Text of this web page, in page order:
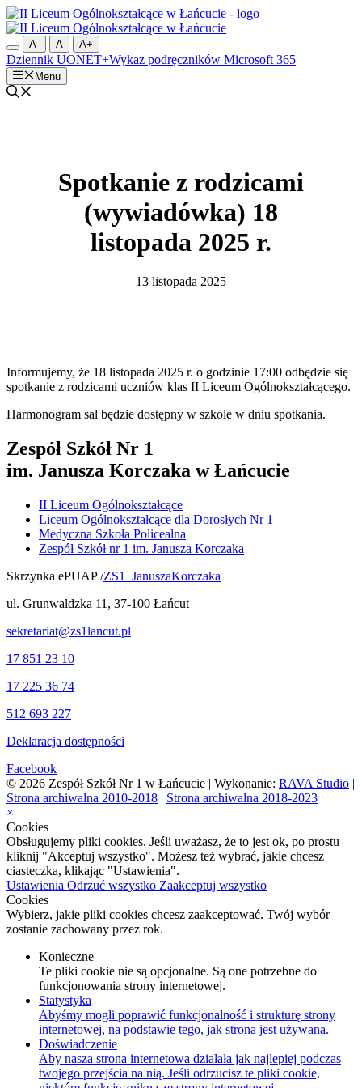
Przejdź
do
treściA- A A+
Dziennik UONET+Wykaz podręczników Microsoft 365
Menu
Spotkanie z rodzicami
(wywiadówka) 18
listopada 2025 r.
13 listopada 2025
Informujemy, że 18 listopada 2025 r. o godzinie 17:00 odbędzie się
spotkanie z rodzicami uczniów klas II Liceum Ogólnokształcącego.
Harmonogram sal będzie dostępny w szkole w dniu spotkania.
Zespół Szkół Nr 1
im. Janusza Korczaka w Łańcucie
II Liceum Ogólnokształcące
Liceum Ogólnokształcące dla Dorosłych Nr 1
Medyczna Szkoła Policealna
Zespół Szkół nr 1 im. Janusza Korczaka
Skrzynka ePUAP /ZS1_JanuszaKorczaka
ul. Grunwaldzka 11, 37-100 Łańcut
sekretariat@zs1lancut.pl
17 851 23 10
17 225 36 74
512 693 227
Deklaracja dostępności
Facebook
© 2026 Zespół Szkół Nr 1 w Łańcucie | Wykonanie: RAVA Studio |
Strona archiwalna 2010-2018 | Strona archiwalna 2018-2023
×
Cookies
Obsługujemy pliki cookies. Jeśli uważasz, że to jest ok, po prostu
kliknij "Akceptuj wszystko". Możesz też wybrać, jakie chcesz
ciasteczka, klikając "Ustawienia".
Ustawienia Odrzuć wszystko Zaakceptuj wszystko
Cookies
Wybierz, jakie pliki cookies chcesz zaakceptować. Twój wybór
zostanie zachowany przez rok.
Konieczne
Te pliki cookie nie są opcjonalne. Są one potrzebne do
funkcjonowania strony internetowej.
Statystyka
Abyśmy mogli poprawić funkcjonalność i strukturę strony
internetowej, na podstawie tego, jak strona jest używana.
Doświadczenie
Aby nasza strona internetowa działała jak najlepiej podczas
twojego przejścia na nią. Jeśli odrzucisz te pliki cookie,